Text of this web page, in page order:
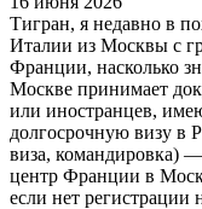
Тигран, я недавно в
Италии из Москвы с
Франции, насколько
Москве принимает
или иностранцев,
долгосрочную визу в
виза, командировка)
центр Франции в
если нет регистрации